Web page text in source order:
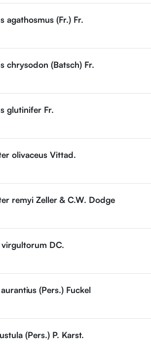
agathosmus (Fr.) Fr.
chrysodon (Batsch) Fr.
glutinifer Fr.
olivaceus Vittad.
remyi Zeller & C.W. Dodge
DC.
(Pers.) Fuckel
(Pers.) P. Karst.